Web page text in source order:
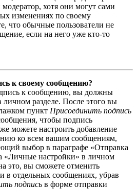
хотя они могут сами
изменениях по своему
что обычные пользователи не
если на него уже кто-то
к своему сообщению?
к сообщению, вы должны
личном разделе. После этого вы
пункт Присоединить подпись
чтобы подпись
можете настроить добавление
ко всем вашим сообщениям,
выбор в параграфе «Отправка
«Личные настройки» в личном
это, вы сможете отменить
в отдельных сообщениях, убрав
подпись в форме отправки